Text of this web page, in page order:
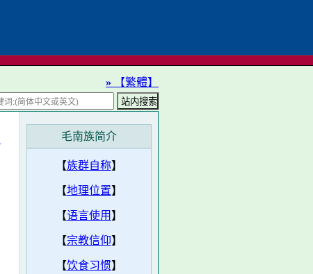
» 【繁體】
毛南族简介
【族群自称】
【地理位置】
【语言使用 】
【宗教信仰】
【饮食习惯】